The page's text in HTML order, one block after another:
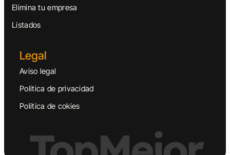
Elimina tu empresa
Listados
Legal
Aviso legal
Política de privacidad
Política de cokies